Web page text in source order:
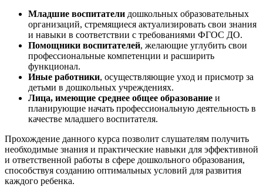
Младшие воспитатели дошкольных образовательных
организаций, стремящиеся актуализировать свои знания
и навыки в соответствии с требованиями ФГОС ДО.
Помощники воспитателей, желающие углубить свои
профессиональные компетенции и расширить
функционал.
Иные работники, осуществляющие уход и присмотр за
детьми в дошкольных учреждениях.
Лица, имеющие среднее общее образование и
планирующие начать профессиональную деятельность в
качестве младшего воспитателя.
Прохождение данного курса позволит слушателям получить
необходимые знания и практические навыки для эффективной
и ответственной работы в сфере дошкольного образования,
способствуя созданию оптимальных условий для развития
каждого ребенка.